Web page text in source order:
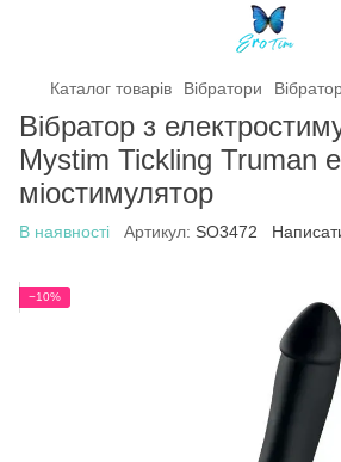
Каталог товарів Вібратори
Вібратор з
Mystim Tickling Truman
міостимулятор
В наявності Артикул: SO3472
−10%